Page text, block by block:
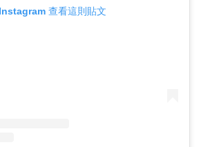
查看這則貼文